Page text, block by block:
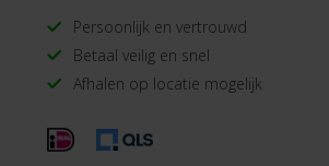
Persoonlijk en vertrouwd
Betaal veilig en snel
Afhalen op locatie mogelijk